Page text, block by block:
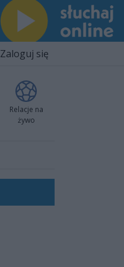
Zaloguj się
Relacje na
żywo